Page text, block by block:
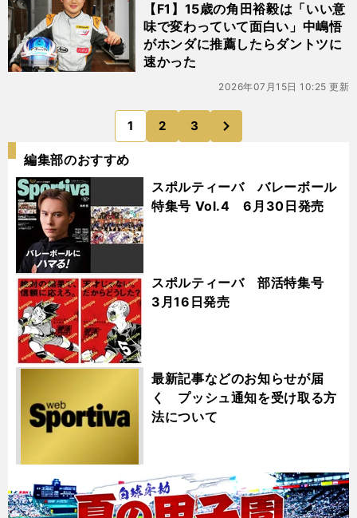
【F1】15歳の角田裕毅は「いい意
味で変わっていて面白い」中嶋悟
がホンダに推薦したらダントツに
速かった
2026年07月15日 10:25 更新
1 2 3
編集部のおすすめ
スポルティーバ バレーボール
特集号 Vol.4 6月30日発売
スポルティーバ 部活特集号
3月16日発売
最新記事などのお知らせが届
く プッシュ通知を受け取る方
法について